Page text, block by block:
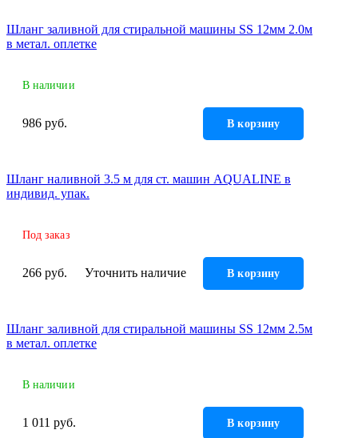
Шланг заливной для стиральной машины SS 12мм 2.0м
в метал. оплетке
В наличии
986 руб. В корзину
Шланг наливной 3.5 м для ст. машин AQUALINE в
индивид. упак.
Под заказ
266 руб. Уточнить наличие В корзину
Шланг заливной для стиральной машины SS 12мм 2.5м
в метал. оплетке
В наличии
1 011 руб. В корзину